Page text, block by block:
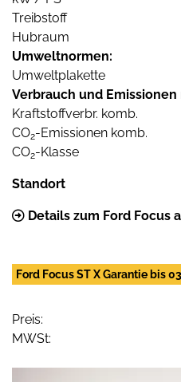
Treibstoff
Hubraum
Umweltnormen:
Umweltplakette
Verbrauch und Emissionen
Kraftstoffverbr. komb.
CO2-Emissionen komb.
CO2-Klasse
Standort
Details zum Ford Focus
Ford Focus ST X Garantie bis
Preis:
MWSt: